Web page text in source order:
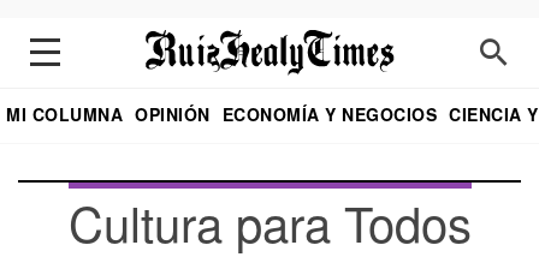
MI COLUMNA OPINIÓN ECONOMÍA Y NEGOCIOS CIENCIA
Cultura para Todos